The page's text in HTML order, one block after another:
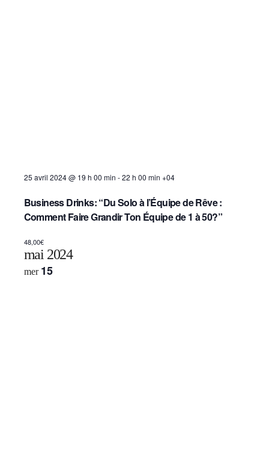
25 avril 2024 @ 19 h 00 min -22 h 00 min +04
Business Drinks: “Du Solo à l’Équipe de Rêve :
Comment Faire Grandir Ton Équipe de 1 à 50?”
48,00€
mai 2024
mer 15